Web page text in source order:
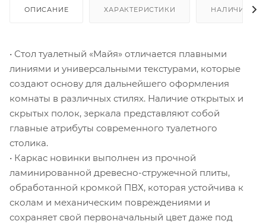
ОПИСАНИЕ ХАРАКТЕРИСТИКИ НАЛИЧИЕ
• Стол туалетный «Майя» отличается плавными
линиями и универсальными текстурами, которые
создают основу для дальнейшего оформления
комнаты в различных стилях. Наличие открытых и
скрытых полок, зеркала представляют собой
главные атрибуты современного туалетного
столика.
• Каркас новинки выполнен из прочной
ламинированной древесно-стружечной плиты,
обработанной кромкой ПВХ, которая устойчива к
сколам и механическим повреждениями и
сохраняет свой первоначальный цвет даже под